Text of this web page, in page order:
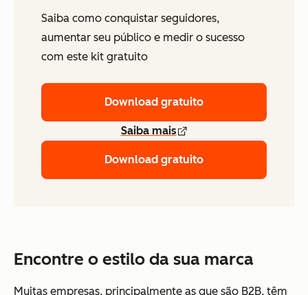
Saiba como conquistar seguidores,
aumentar seu público e medir o sucesso
com este kit gratuito
Download gratuito
Saiba mais
Download gratuito
Encontre o estilo da sua marca
Muitas empresas, principalmente as que são B2B, têm